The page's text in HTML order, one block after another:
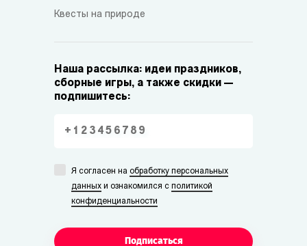
Квесты на природе
Наша рассылка: идеи праздников,
сборные игры, а также скидки —
подпишитесь:
Я согласен на обработку персональных
данных и ознакомился с политикой
конфиденциальности
Подписаться